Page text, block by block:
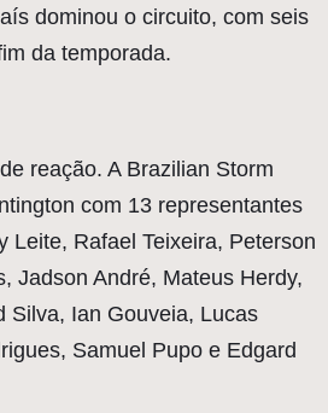
dominou o circuito, com seis
da temporada.
reação. A Brazilian Storm
com 13 representantes
Leite, Rafael Teixeira, Peterson
Jadson André, Mateus Herdy,
Silva, Ian Gouveia, Lucas
Samuel Pupo e Edgard